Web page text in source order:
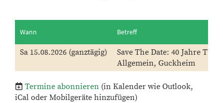
Wann Betreff
Sa 15.08.2026 (ganztägig)
Save The Date: 40 Jahre TV
Allgemein, Guckheim
Termine abonnieren (in Kalender wie Outlook,
iCal oder Mobilgeräte hinzufügen)